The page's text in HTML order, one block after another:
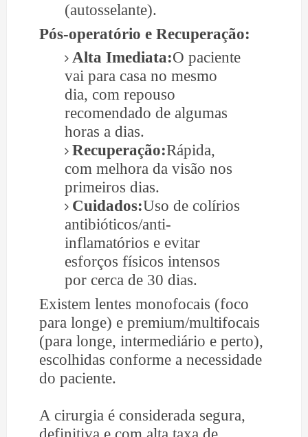
(autosselante).
Pós-operatório e Recuperação:
Alta Imediata:O paciente
vai para casa no mesmo
dia, com repouso
recomendado de algumas
horas a dias.
Recuperação:Rápida,
com melhora da visão nos
primeiros dias.
Cuidados:Uso de colírios
antibióticos/anti-
inflamatórios e evitar
esforços físicos intensos
por cerca de 30 dias.
Existem lentes monofocais (foco
para longe) e premium/multifocais
(para longe, intermediário e perto),
escolhidas conforme a necessidade
do paciente.
A cirurgia é considerada segura,
definitiva e com alta taxa de